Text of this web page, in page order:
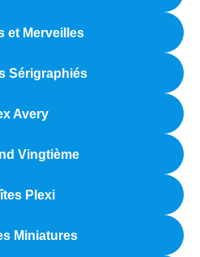
et Merveilles
Sérigraphiés
Avery
Vingtième
Plexi
Miniatures